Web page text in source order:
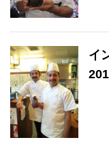
イ